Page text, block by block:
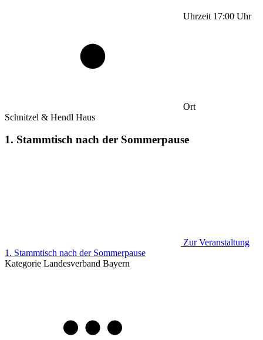
Uhrzeit 17:00 Uhr
Ort
Schnitzel & Hendl Haus
1. Stammtisch nach der Sommerpause
Zur Veranstaltung
1. Stammtisch nach der Sommerpause
Kategorie Landesverband Bayern